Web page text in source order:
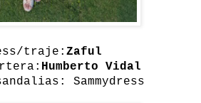
traje: Zaful
Humberto Vidal
Sammydress